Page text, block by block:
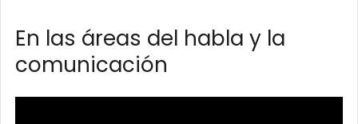
En las áreas del habla y la
comunicación